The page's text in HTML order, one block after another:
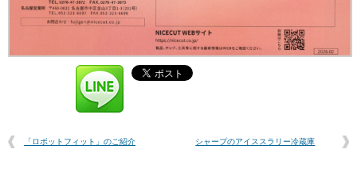
「ロボットフィット」のご紹介 シャープのアイススラリー冷蔵庫